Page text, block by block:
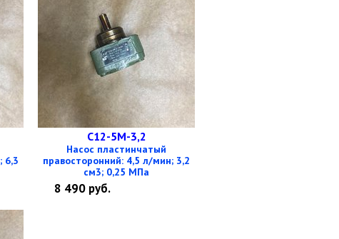
6,3
С12-5М-3,2
Насос пластинчатый
правосторонний: 4,5 л/мин; 3,2
см3; 0,25 МПа
8 490 руб.